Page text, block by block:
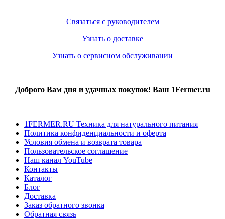
Связаться с руководителем
Узнать о доставке
Узнать о сервисном обслуживании
Доброго Вам дня и удачных покупок! Ваш 1Fermer.ru
1FERMER.RU Техника для натурального питания
Политика конфиденциальности и оферта
Условия обмена и возврата товара
Пользовательское соглашение
Наш канал YouTube
Контакты
Каталог
Блог
Доставка
Заказ обратного звонка
Обратная связь